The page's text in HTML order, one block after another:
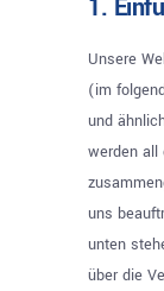
1.
Unsere
(im
und
werden all
uns
unten
über die